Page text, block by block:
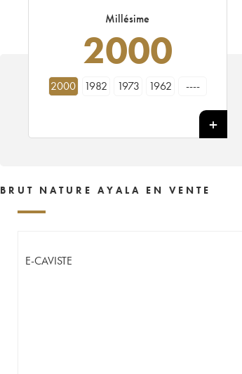
Millésime
2000
2000 1982 1973 1962 ----
BRUT NATURE AYALA EN VENTE
E-CAVISTE